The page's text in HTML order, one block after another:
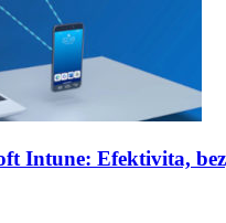
Intune: Efektivita,